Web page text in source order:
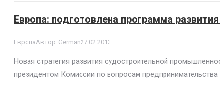
Европа: подготовлена программа
ЕвропаАвтор: German27.02.2013
Новая стратегия развития судостроительной
президентом Комиссии по вопросам